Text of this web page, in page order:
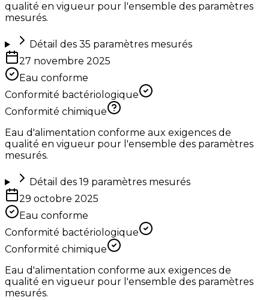
qualité en vigueur pour l'ensemble des paramètres
mesurés.
Détail des 35 paramètres mesurés
27 novembre 2025
Eau conforme
Conformité bactériologique
Conformité chimique
Eau d'alimentation conforme aux exigences de
qualité en vigueur pour l'ensemble des paramètres
mesurés.
Détail des 19 paramètres mesurés
29 octobre 2025
Eau conforme
Conformité bactériologique
Conformité chimique
Eau d'alimentation conforme aux exigences de
qualité en vigueur pour l'ensemble des paramètres
mesurés.